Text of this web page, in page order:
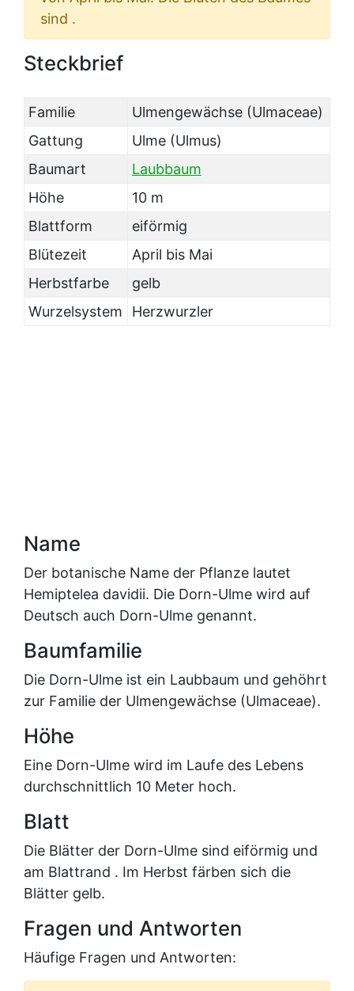
sind .
Steckbrief
Familie
Ulmengewächse (Ulmaceae)
Gattung
Ulme (Ulmus)
Baumart
Laubbaum
Höhe
10 m
Blattform
eiförmig
Blütezeit
April bis Mai
Herbstfarbe
gelb
Wurzelsystem
Herzwurzler
Name
Der botanische Name der Pflanze lautet
Hemiptelea davidii. Die Dorn-Ulme wird auf
Deutsch auch Dorn-Ulme genannt.
Baumfamilie
Die Dorn-Ulme ist ein Laubbaum und gehöhrt
zur Familie der Ulmengewächse (Ulmaceae).
Höhe
Eine Dorn-Ulme wird im Laufe des Lebens
durchschnittlich 10 Meter hoch.
Blatt
Die Blätter der Dorn-Ulme sind eiförmig und
am Blattrand . Im Herbst färben sich die
Blätter gelb.
Fragen und Antworten
Häufige Fragen und Antworten: